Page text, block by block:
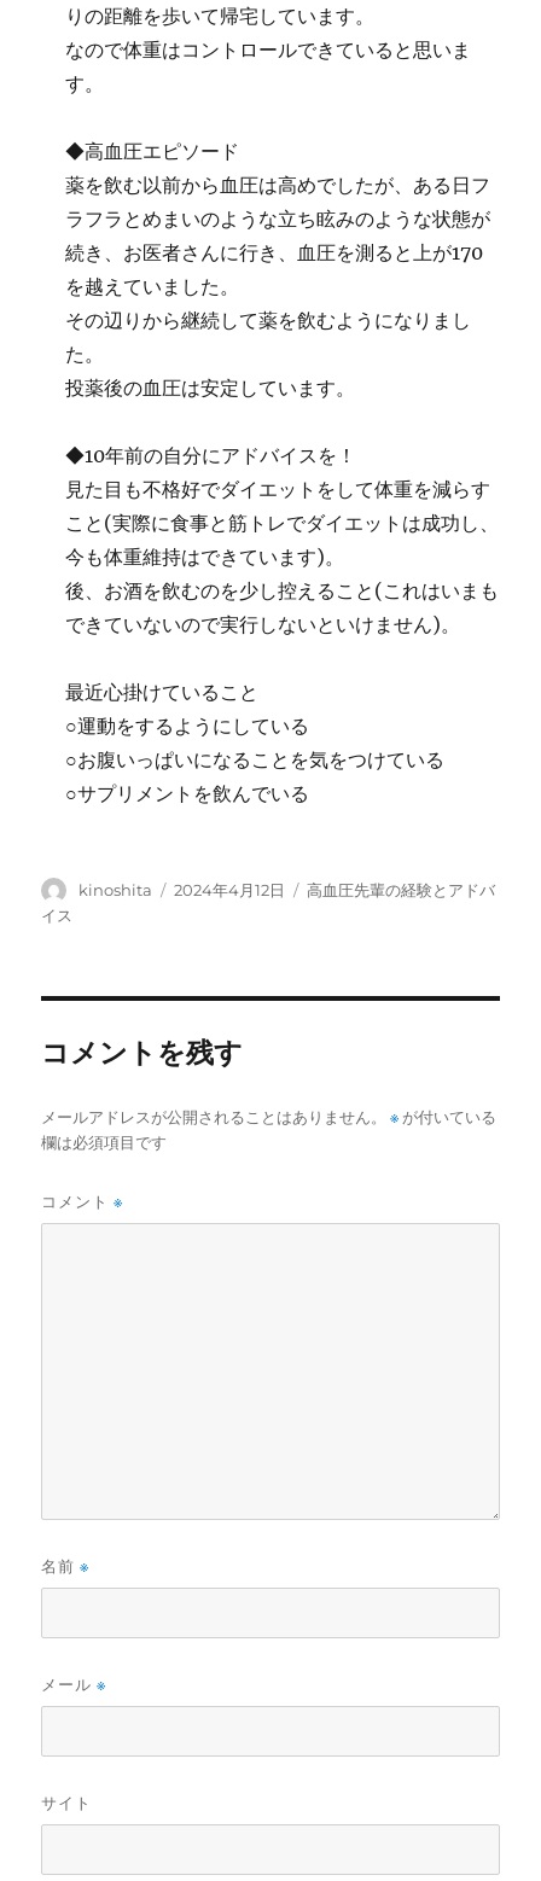
りの距離を歩いて帰宅しています。
なので体重はコントロールできていると思いま
す。
◆高血圧エピソード
薬を飲む以前から血圧は高めでしたが、ある日フ
ラフラとめまいのような立ち眩みのような状態が
続き、お医者さんに行き、血圧を測ると上が170
を越えていました。
その辺りから継続して薬を飲むようになりまし
た。
投薬後の血圧は安定しています。
◆10年前の自分にアドバイスを！
見た目も不格好でダイエットをして体重を減らす
こと(実際に食事と筋トレでダイエットは成功し、
今も体重維持はできています)。
後、お酒を飲むのを少し控えること(これはいまも
できていないので実行しないといけません)。
最近心掛けていること
○運動をするようにしている
○お腹いっぱいになることを気をつけている
○サプリメントを飲んでいる
投
kinoshita
投
2024年4月12日
カ
高血圧先輩の経験とアドバ
イス
コメントを残す
メールアドレスが公開されることはありません。 ※ が付いている
欄は必須項目です
コメント※
名前※
メール※
サイト